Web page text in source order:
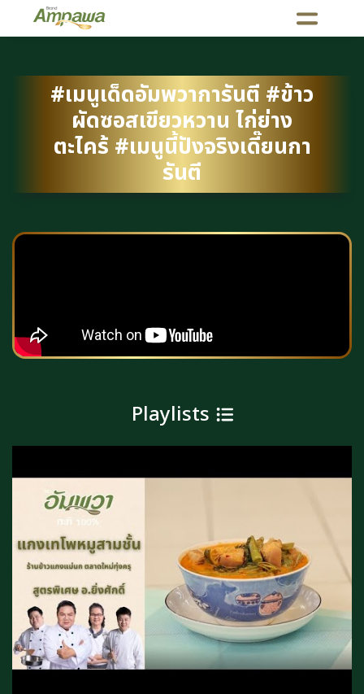
#เมนูเด็ดอัมพวาการันตี #ข้าว
ผัดซอสเขียวหวาน ไก่ย่าง
ตะไคร้ #เมนูนี้ปังจริงเดี๊ยนกา
รันตี
Playlists